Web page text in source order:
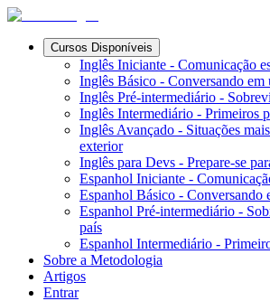
Cursos Disponíveis
Inglês Iniciante - Comunicação
Inglês Básico - Conversando em
Inglês Pré-intermediário -
Inglês Intermediário - Primeiros
Inglês Avançado - Situações
exterior
Inglês para Devs - Prepare-se
Espanhol Iniciante -
Espanhol Básico - Conversando
Espanhol Pré-intermediário -
país
Espanhol Intermediário -
Sobre a Metodologia
Artigos
Entrar